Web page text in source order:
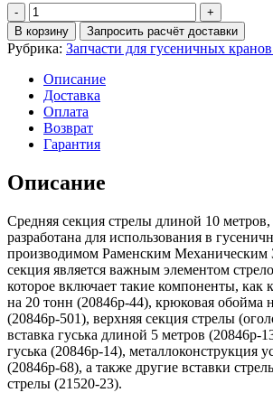
Количество
Средняя
секция
стрелы
L=10
метров
вставка
стрелы
10м.
20846р-97
СКГ-631
В корзину Запросить расчёт доставки
Рубрика: Запчасти для гусеничных
Описание
Доставка
Оплата
Возврат
Гарантия
Описание
Средняя секция стрелы длиной 10
разработана для использования в
производимом Раменским Механическим
секция является важным элементом
которое включает такие компоненты, как
на 20 тонн (20846р-44), крюковая обойма
(20846р-501), верхняя секция стрелы
вставка гуська длиной 5 метров (20846р-
гуська (20846р-14), металлоконструкция
(20846р-68), а также другие вставки
стрелы (21520-23).